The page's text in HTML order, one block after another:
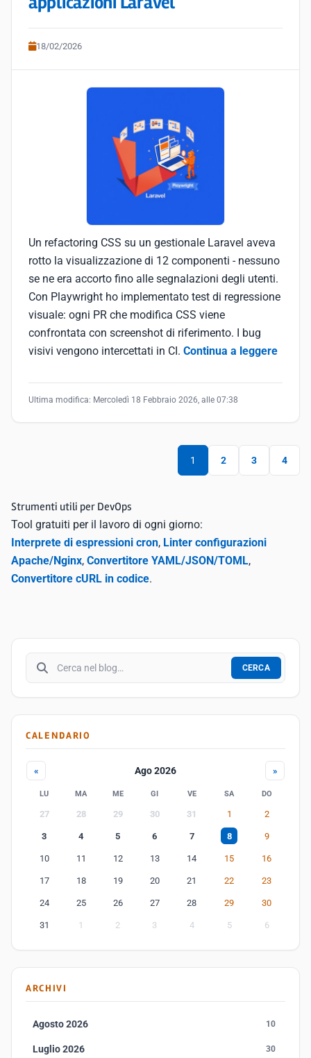
18/02/2026
Un refactoring CSS su un gestionale Laravel aveva
rotto la visualizzazione di 12 componenti - nessuno
se ne era accorto fino alle segnalazioni degli utenti.
Con Playwright ho implementato test di regressione
visuale: ogni PR che modifica CSS viene
confrontata con screenshot di riferimento. I bug
visivi vengono intercettati in CI. Continua a leggere
Ultima modifica: Mercoledì 18 Febbraio 2026, alle 07:38
1 2 3 4
Strumenti utili per DevOps
Tool gratuiti per il lavoro di ogni giorno:
Interprete di espressioni cron, Linter configurazioni
Apache/Nginx, Convertitore YAML/JSON/TOML,
Convertitore cURL in codice.
Cerca nel blog
CERCA
CALENDARIO
« Ago 2026 »
LU MA ME GI VE SA DO
27 28 29 30 31 1 2
3 4 5 6 7 8 9
10 11 12 13 14 15 16
17 18 19 20 21 22 23
24 25 26 27 28 29 30
31 1 2 3 4 5 6
ARCHIVI
Agosto 2026 10
Luglio 2026 30